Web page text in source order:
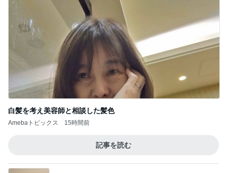
白髪を考え美容師と相談した髪色
Amebaトピックス 15時間前
記事を読む